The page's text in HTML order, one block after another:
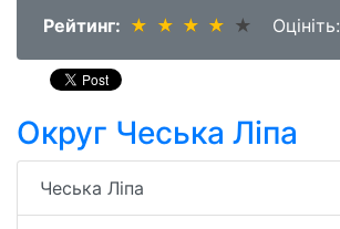
Рейтинг: ★ ★ ★ ★ ★
★ ★ ★ ★ ★ Оцініть:
Округ Чеська Ліпа
Чеська Ліпа